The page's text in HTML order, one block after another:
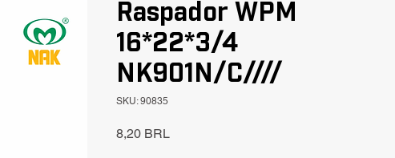
Raspador WPM
16*22*3/4
NK901N/C////
SKU: 90835
8,20 BRLPrecio